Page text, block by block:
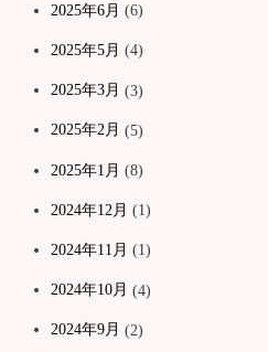
2025年6月 (6)
2025年5月 (4)
2025年3月 (3)
2025年2月 (5)
2025年1月 (8)
2024年12月 (1)
2024年11月 (1)
2024年10月 (4)
2024年9月 (2)